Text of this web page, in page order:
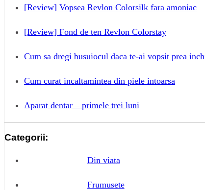
[Review] Vopsea Revlon Colorsilk fara amoniac
[Review] Fond de ten Revlon Colorstay
Cum sa dregi busuiocul daca te-ai vopsit prea
Cum curat incaltamintea din piele intoarsa
Aparat dentar – primele trei luni
Categorii:
Din viata
Frumusete